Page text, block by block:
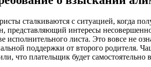
сталкиваются с ситуацией, когда
представляющий интересы
исполнительного листа. Это вовсе не
поддержки от второго родителя.
что плательщик будет